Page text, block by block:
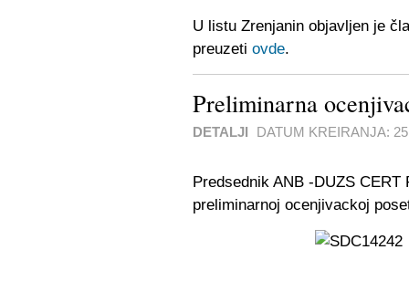
U listu Zrenjanin objavljen je
preuzeti ovde.
Preliminarna
DETALJI DATUM KREIRANJA:
Predsednik ANB -DUZS
preliminarnoj ocenjivackoj